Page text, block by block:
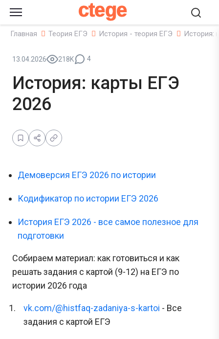
ctege
Главная Теория ЕГЭ История - теория ЕГЭ История:
13.04.2026 218K 4
История: карты ЕГЭ
2026
Демоверсия ЕГЭ 2026 по истории
Кодификатор по истории ЕГЭ 2026
История ЕГЭ 2026 - все самое полезное для
подготовки
Собираем материал: как готовиться и как
решать задания с картой (9-12) на ЕГЭ по
истории 2026 года
vk.com/@histfaq-zadaniya-s-kartoi - Все
задания с картой ЕГЭ